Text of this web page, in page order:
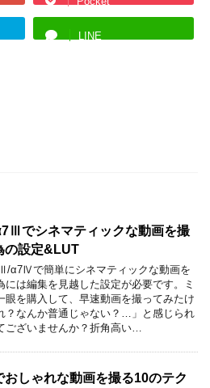
LINE
でシネマティックな動画を撮
の設定&LUT
α7Ⅳで簡単にシネマティックな動画を
には編集を見越した設定が必要です。ミ
眼を購入して、早速動画を撮ってみたけ
？なんか普通じゃない？…」と感じられ
ございませんか？折角高い…
おしゃれな動画を撮る10のテク